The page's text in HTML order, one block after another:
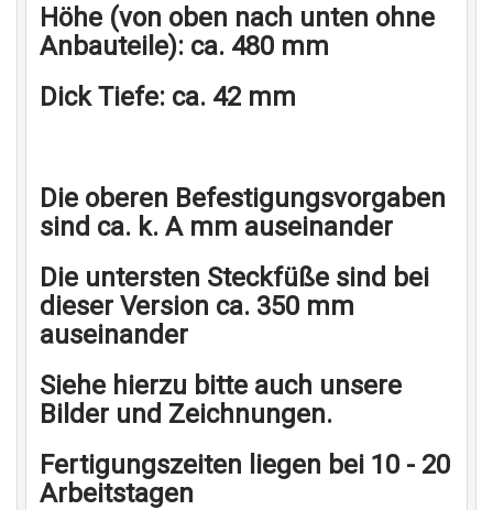
Höhe (von oben nach unten ohne
Anbauteile): ca. 480 mm
Dick Tiefe: ca. 42 mm
Die oberen Befestigungsvorgaben
sind ca. k. A mm auseinander
Die untersten Steckfüße sind bei
dieser Version ca. 350 mm
auseinander
Siehe hierzu bitte auch unsere
Bilder und Zeichnungen.
Fertigungszeiten liegen bei 10 - 20
Arbeitstagen